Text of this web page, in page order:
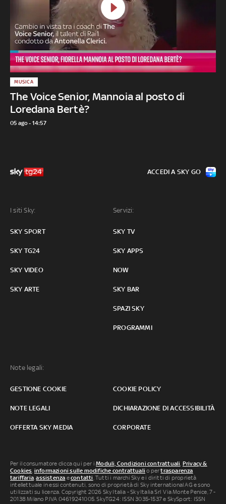
The Voice Senior, Mannoia al posto di
Loredana Bertè?
MUSICA
05 ago - 14:57
I siti Sky:
SKY SPORT
SKY TG24
SKY VIDEO
SKY ARTE
Servizi:
SKY TV
SKY APPS
NOW
SKY BAR
SPAZI SKY
PROGRAMMI
Note legali:
GESTIONE COOKIE COOKIE POLICY
NOTE LEGALI DICHIARAZIONE DI ACCESSIBILITÀ
OFFERTA SKY MEDIA CORPORATE
ACCEDI A SKY GO
Per il consumatore clicca qui per iModuli, Condizioni contrattuali, Privacy &
Cookies, informazioni sulle modifiche contrattuali o pertrasparenza
tariffaria,assistenza econtatti. Tutti i marchi Sky e i diritti di proprietà
intellettuale in essi contenuti, sono di proprietà di Sky international AG e sono
utilizzati su licenza. Copyright 2026 Sky Italia - Sky Italia Srl Via Monte Penice, 7 -
20138 Milano P.IVA 04619241005. SkyTG24: ISSN 3035-1537 e SkySport: ISSN